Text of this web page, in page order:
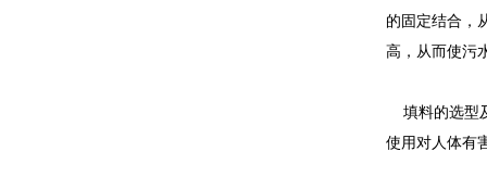
的固定结合，
高，从而使污
填料的选型
使用对人体有